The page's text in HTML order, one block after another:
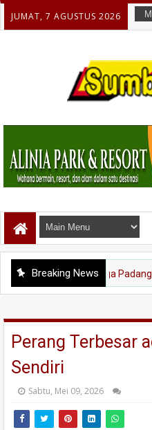
JUMAT, 7 AGUSTUS 2026
Breaking News
357: Warga Padang Diajak
Perang Terbesar
Sendiri
Sabtu, Mei 09, 2026